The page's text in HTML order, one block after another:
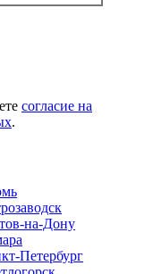
согласие на
.
на-Дону
Петербург